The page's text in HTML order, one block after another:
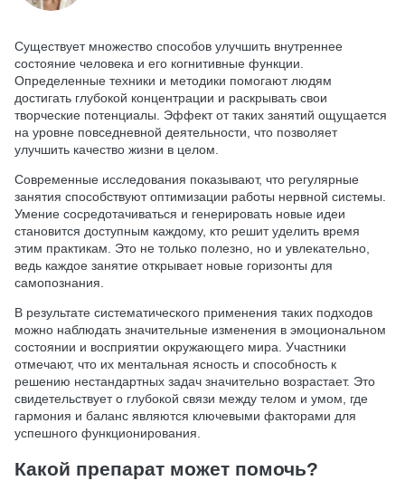
Существует множество способов улучшить внутреннее
состояние человека и его когнитивные функции.
Определенные техники и методики помогают людям
достигать глубокой концентрации и раскрывать свои
творческие потенциалы. Эффект от таких занятий ощущается
на уровне повседневной деятельности, что позволяет
улучшить качество жизни в целом.
Современные исследования показывают, что регулярные
занятия способствуют оптимизации работы нервной системы.
Умение сосредотачиваться и генерировать новые идеи
становится доступным каждому, кто решит уделить время
этим практикам. Это не только полезно, но и увлекательно,
ведь каждое занятие открывает новые горизонты для
самопознания.
В результате систематического применения таких подходов
можно наблюдать значительные изменения в эмоциональном
состоянии и восприятии окружающего мира. Участники
отмечают, что их ментальная ясность и способность к
решению нестандартных задач значительно возрастает. Это
свидетельствует о глубокой связи между телом и умом, где
гармония и баланс являются ключевыми факторами для
успешного функционирования.
Какой препарат может помочь?